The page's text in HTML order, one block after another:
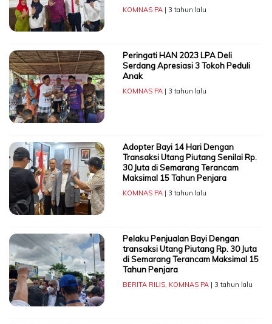
KOMNAS PA| 3 tahun lalu
Peringati HAN 2023 LPA Deli
Serdang Apresiasi 3 Tokoh Peduli
Anak
KOMNAS PA| 3 tahun lalu
Adopter Bayi 14 Hari Dengan
Transaksi Utang Piutang Senilai Rp.
30 Juta di Semarang Terancam
Maksimal 15 Tahun Penjara
KOMNAS PA| 3 tahun lalu
Pelaku Penjualan Bayi Dengan
transaksi Utang Piutang Rp. 30 Juta
di Semarang Terancam Maksimal 15
Tahun Penjara
BERITA RILIS, KOMNAS PA| 3 tahun lalu